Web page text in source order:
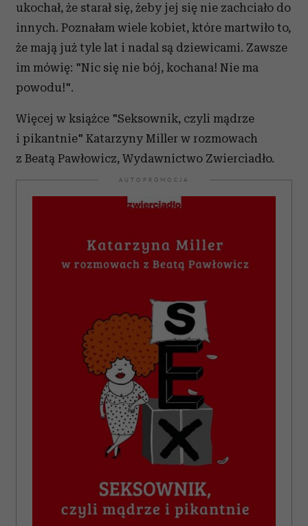
ukochał, że starał się, żeby jej się nie zachciało do
innych. Poznałam wiele kobiet, które martwiło to,
że mają już tyle lat i nadal są dziewicami. Zawsze
im mówię: "Nic się nie bój, kochana! Nie ma
powodu!".
Więcej w książce "Seksownik, czyli mądrze
i pikantnie" Katarzyny Miller w rozmowach
z Beatą Pawłowicz, Wydawnictwo Zwierciadło.
AUTOPROMOCJA